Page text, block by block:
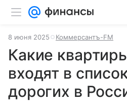
8 июня 2025 Коммерсантъ-FM
Какие
входят в
дорогих в